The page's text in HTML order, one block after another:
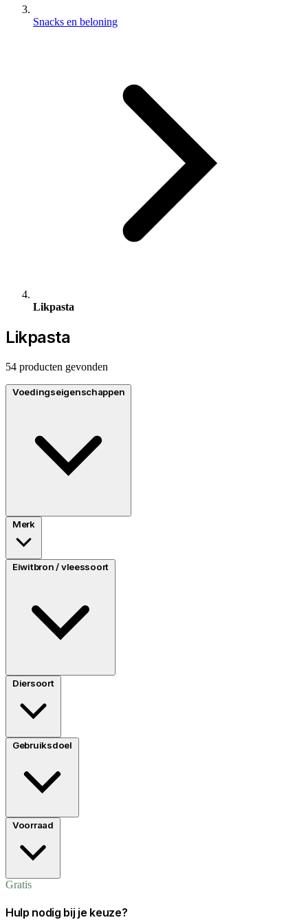
Snacks en beloning
Likpasta
Likpasta
54 producten gevonden
Voedingseigenschappen
Merk
Eiwitbron / vleessoort
Diersoort
Gebruiksdoel
Voorraad
Gratis
Hulp nodig bij je keuze?